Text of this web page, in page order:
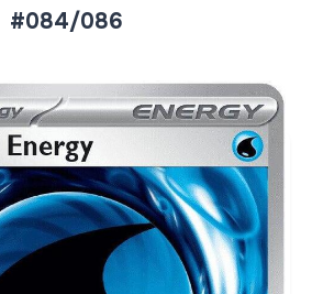
#084/086
Marktpreis
€0,22